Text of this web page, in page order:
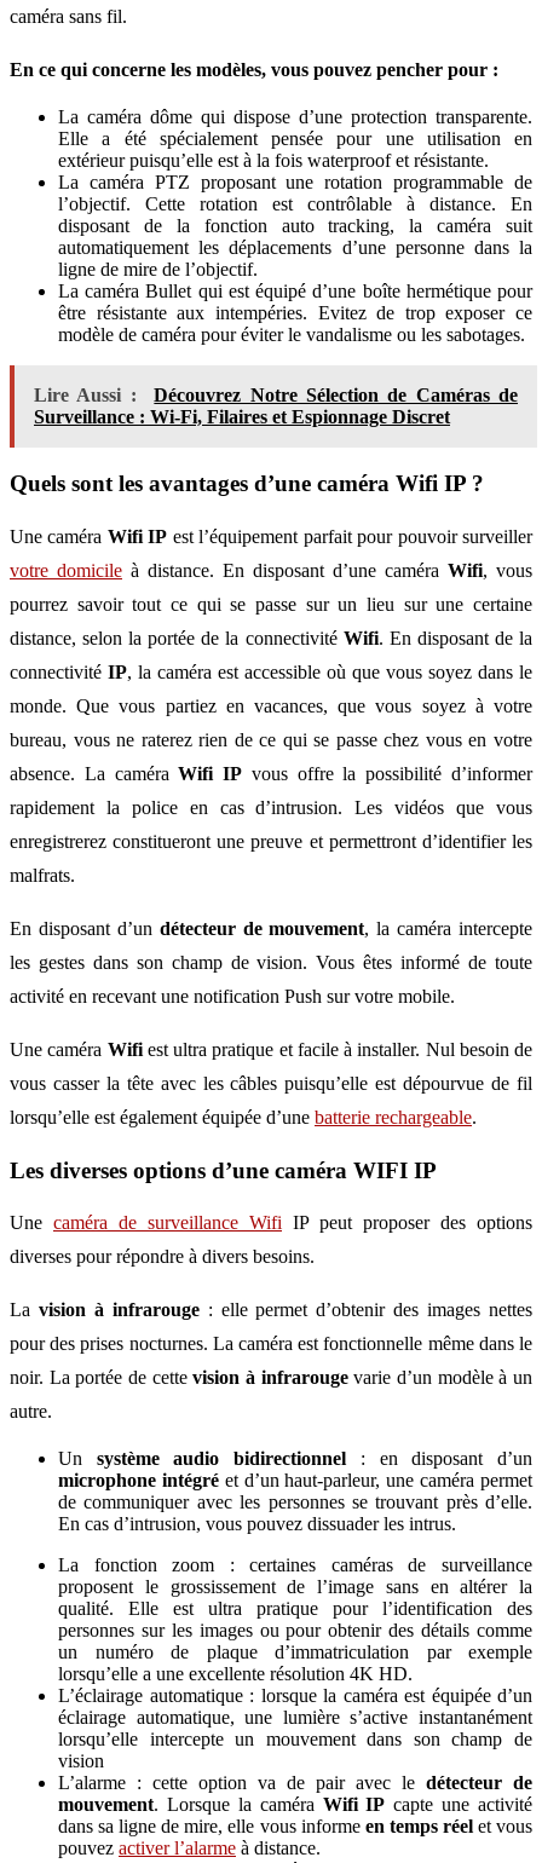
caméra sans fil.
En ce qui concerne les modèles, vous pouvez pencher pour :
La caméra dôme qui dispose d’une protection transparente.
Elle a été spécialement pensée pour une utilisation en
extérieur puisqu’elle est à la fois waterproof et résistante.
La caméra PTZ proposant une rotation programmable de
l’objectif. Cette rotation est contrôlable à distance. En
disposant de la fonction auto tracking, la caméra suit
automatiquement les déplacements d’une personne dans la
ligne de mire de l’objectif.
La caméra Bullet qui est équipé d’une boîte hermétique pour
être résistante aux intempéries. Evitez de trop exposer ce
modèle de caméra pour éviter le vandalisme ou les sabotages.
Lire Aussi :
Découvrez Notre Sélection de Caméras de
Surveillance : Wi-Fi, Filaires et Espionnage Discret
Quels sont les avantages d’une caméra Wifi IP ?
Une caméra Wifi IP est l’équipement parfait pour pouvoir surveiller
votre domicile à distance. En disposant d’une caméra Wifi, vous
pourrez savoir tout ce qui se passe sur un lieu sur une certaine
distance, selon la portée de la connectivité Wifi. En disposant de la
connectivité IP, la caméra est accessible où que vous soyez dans le
monde. Que vous partiez en vacances, que vous soyez à votre
bureau, vous ne raterez rien de ce qui se passe chez vous en votre
absence. La caméraWifi IP vous offre la possibilité d’informer
rapidement la police en cas d’intrusion. Les vidéos que vous
enregistrerez constitueront une preuve et permettront d’identifier les
malfrats.
En disposant d’un détecteur de mouvement, la caméra intercepte
les gestes dans son champ de vision. Vous êtes informé de toute
activité en recevant une notification Push sur votre mobile.
Une caméra Wifiest ultra pratique et facile à installer. Nul besoin de
vous casser la tête avec les câbles puisqu’elle est dépourvue de fil
lorsqu’elle est également équipée d’une batterie rechargeable.
Les diverses options d’une caméra WIFI IP
Une caméra de surveillance Wifi IP peut proposer des options
diverses pour répondre à divers besoins.
La vision à infrarouge: elle permet d’obtenir des images nettes
pour des prises nocturnes. La caméra est fonctionnelle même dans le
noir. La portée de cettevision à infrarougevarie d’un modèle à un
autre.
Un système audio bidirectionnel : en disposant d’un
microphone intégréet d’un haut-parleur, une caméra permet
de communiquer avec les personnes se trouvant près d’elle.
En cas d’intrusion, vous pouvez dissuader les intrus.
La fonction zoom : certaines caméras de surveillance
proposent le grossissement de l’image sans en altérer la
qualité. Elle est ultra pratique pour l’identification des
personnes sur les images ou pour obtenir des détails comme
un numéro de plaque d’immatriculation par exemple
lorsqu’elle a une excellente résolution 4K HD.
L’éclairage automatique : lorsque la caméra est équipée d’un
éclairage automatique, une lumière s’active instantanément
lorsqu’elle intercepte un mouvement dans son champ de
vision
L’alarme : cette option va de pair avec le détecteur de
mouvement. Lorsque la caméra Wifi IP capte une activité
dans sa ligne de mire, elle vous informe en temps réelet vous
pouvez activer l’alarme à distance.